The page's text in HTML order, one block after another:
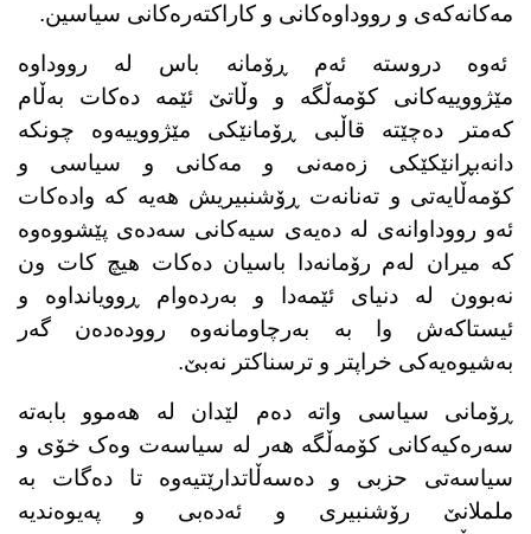
مەکانەکەی و رووداوەکانی و کاراکتەرەکانی سیاسین.
ئەوە دروستە ئەم ڕۆمانە باس لە رووداوە
مێژووییەکانی کۆمەڵگە و وڵاتێ ئێمە دەکات بەڵام
کەمتر دەچێتە قاڵبی ڕۆمانێکی مێژووییەوە چونکە
دانەبڕانێکێکی زەمەنی و مەکانی و سیاسی و
کۆمەڵایەتی و تەنانەت ڕۆشنبیریش هەیە کە وادەکات
ئەو رووداوانەی لە دەیەی سیەکانی سەدەی پێشووەوە
کە میران لەم رۆمانەدا باسیان دەکات هیچ کات ون
نەبوون لە دنیای ئێمەدا و بەردەوام ڕوویانداوە و
ئیستاکەش وا بە بەرچاومانەوە روودەدەن گەر
بەشیوەیەکی خراپتر و ترسناکتر نەبێ.
ڕۆمانی سیاسی واتە دەم لێدان لە هەموو بابەتە
سەرەکیەکانی کۆمەڵگە هەر لە سیاسەت وەک خۆی و
سیاسەتی حزبی و دەسەڵاتدارێتیەوە تا دەگات بە
ململانێ رۆشنبیری و ئەدەبی و پەیوەندیە